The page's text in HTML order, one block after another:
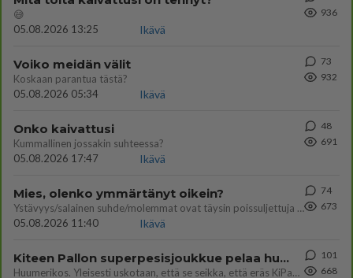
😅
05.08.2026 13:25
Ikävä
936
Voiko meidän välit
Koskaan parantua tästä?
05.08.2026 05:34
Ikävä
73
932
Onko kaivattusi
Kummallinen jossakin suhteessa?
05.08.2026 17:47
Ikävä
48
691
Mies, olenko ymmärtänyt oikein?
Ystävyys/salainen suhde/molemmat ovat täysin poissuljettuja asioita? Nainen
05.08.2026 11:40
Ikävä
74
673
Kiteen Pallon superpesisjoukkue pelaa huumeiden vaikutuksen alaisena
Huumerikos. Yleisesti uskotaan, että se seikka, että eräs KiPan pelaaja kärähtää huumeista, on vain jäävuoren huippu. M
101
668